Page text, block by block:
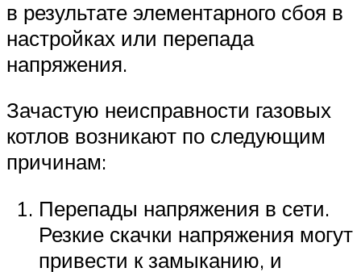
в результате элементарного сбоя в
настройках или перепада
напряжения.
Зачастую неисправности газовых
котлов возникают по следующим
причинам:
Перепады напряжения в сети.
Резкие скачки напряжения могут
привести к замыканию, и